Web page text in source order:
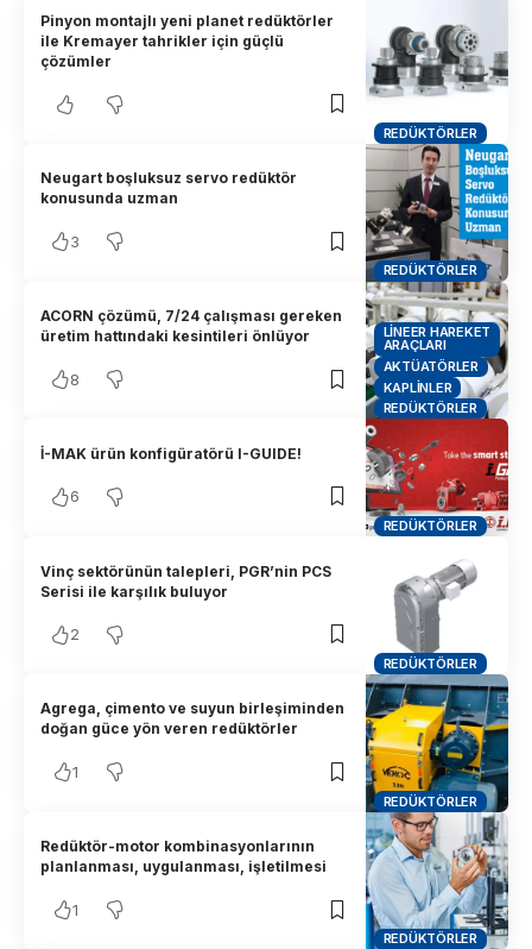
REDÜKTÖRLER
Pinyon montajlı yeni planet redüktörler
ile Kremayer tahrikler için güçlü
çözümler
REDÜKTÖRLER
Neugart boşluksuz servo redüktör
konusunda uzman
3
LINEER HAREKET
ARAÇLARI
AKTÜATÖRLER
KAPLINLER
REDÜKTÖRLER
ACORN çözümü, 7/24 çalışması gereken
üretim hattındaki kesintileri önlüyor
8
REDÜKTÖRLER
İ-MAK ürün konfigüratörü I-GUIDE!
6
REDÜKTÖRLER
Vinç sektörünün talepleri, PGR’nin PCS
Serisi ile karşılık buluyor
2
REDÜKTÖRLER
Agrega, çimento ve suyun birleşiminden
doğan güce yön veren redüktörler
1
REDÜKTÖRLER
Redüktör-motor kombinasyonlarının
planlanması, uygulanması, işletilmesi
1